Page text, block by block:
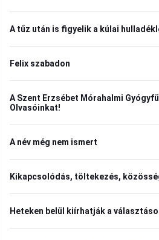
A tűz után is figyelik a kúlai
Felix szabadon
A Szent Erzsébet Mórahalmi
Olvasóinkat!
A név még nem ismert
Kikapcsolódás, töltekezés,
Heteken belül kiírhatják a